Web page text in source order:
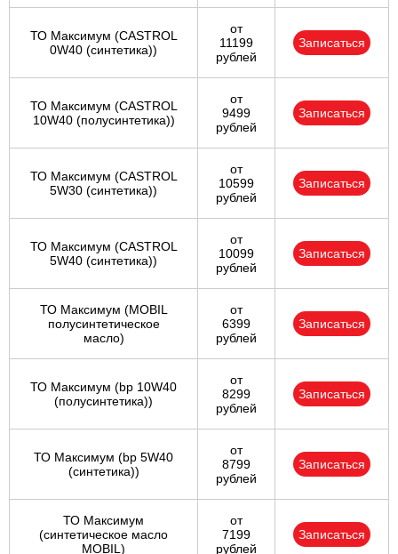
ТО Максимум (CASTROL
0W40 (синтетика))
от
11199
рублей
Записаться
ТО Максимум (CASTROL
10W40 (полусинтетика))
от
9499
рублей
Записаться
ТО Максимум (CASTROL
5W30 (синтетика))
от
10599
рублей
Записаться
ТО Максимум (CASTROL
5W40 (синтетика))
от
10099
рублей
Записаться
ТО Максимум (MOBIL
полуcинтетическое
масло)
от
6399
рублей
Записаться
ТО Максимум (bp 10W40
(полусинтетика))
от
8299
рублей
Записаться
ТО Максимум (bp 5W40
(синтетика))
от
8799
рублей
Записаться
ТО Максимум
(cинтетическое масло
MOBIL)
от
7199
рублей
Записаться